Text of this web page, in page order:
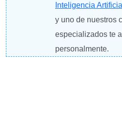
Inteligencia Artificial
y uno de nuestros
especializados te
personalmente.